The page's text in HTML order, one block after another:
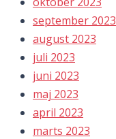
september 2023
august 2023
juli 2023
juni 2023
maj 2023
april 2023
marts 2023